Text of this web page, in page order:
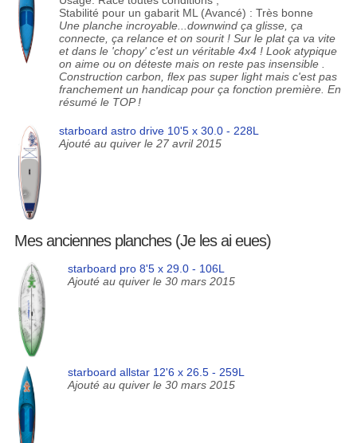
Stabilité pour un gabarit ML (Avancé) : Très bonne
Une planche incroyable...downwind ça glisse, ça
connecte, ça relance et on sourit ! Sur le plat ça va vite
et dans le 'chopy' c'est un véritable 4x4 ! Look atypique
on aime ou on déteste mais on reste pas insensible .
Construction carbon, flex pas super light mais c'est pas
franchement un handicap pour ça fonction première. En
résumé le TOP !
starboard astro drive 10'5 x 30.0 - 228L
Ajouté au quiver le 27 avril 2015
Mes anciennes planches (Je les ai eues)
starboard pro 8'5 x 29.0 - 106L
Ajouté au quiver le 30 mars 2015
starboard allstar 12'6 x 26.5 - 259L
Ajouté au quiver le 30 mars 2015